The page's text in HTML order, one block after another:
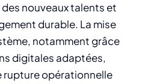
nouveaux talents et
durable. La mise
notamment grâce
digitales adaptées,
rupture opérationnelle